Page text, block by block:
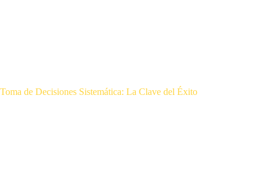
Toma de Decisiones Sistemática: La Clave del Éxito